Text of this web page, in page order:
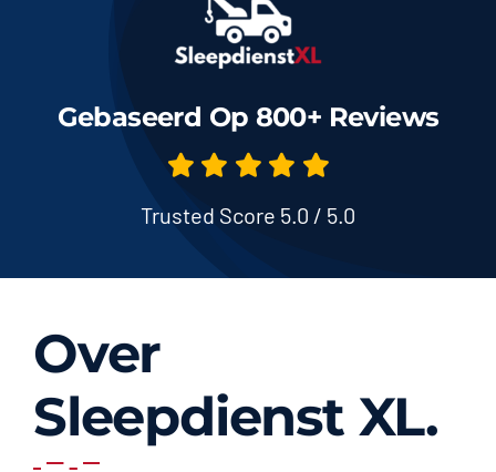
Gebaseerd Op 800+ Reviews
Trusted Score 5.0 / 5.0
Over
Sleepdienst XL.